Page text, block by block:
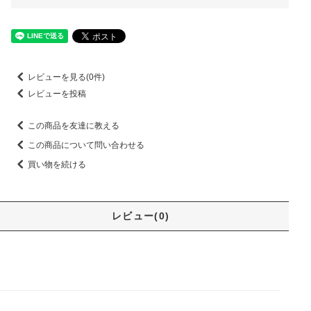
レビューを見る(0件)
レビューを投稿
この商品を友達に教える
この商品について問い合わせる
買い物を続ける
レビュー(0)